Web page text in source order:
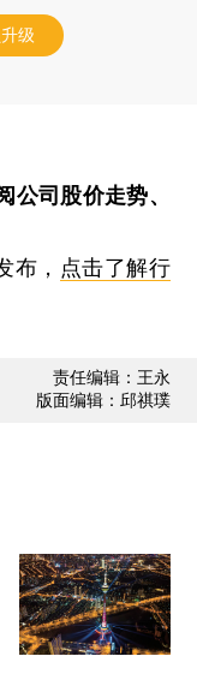
级
公司股价走势、
， 点击了解行
责任编辑：王永
版面编辑：邱祺璞